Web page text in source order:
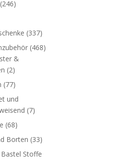
(246)
(337)
(468)
&
(2)
(77)
und
(7)
(68)
Borten (33)
Stoffe